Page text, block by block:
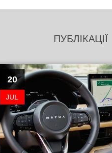
ПУБЛІКАЦІЇ
20
JUL